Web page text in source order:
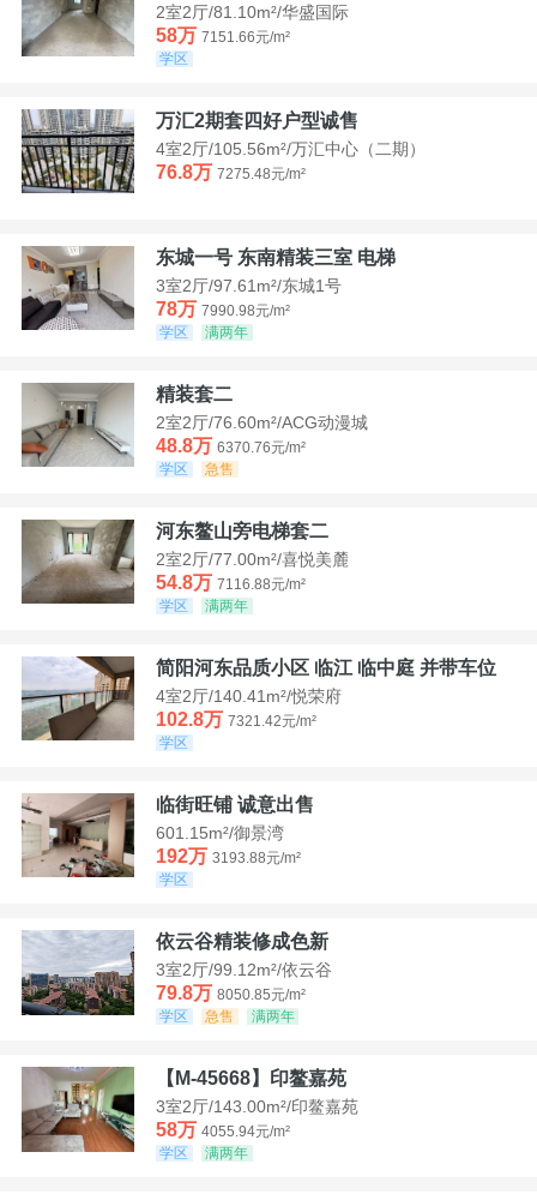
2室2厅/81.10m²/华盛国际
58万 7151.66元/m²
学区
万汇2期套四好户型诚售
4室2厅/105.56m²/万汇中心（二期）
76.8万 7275.48元/m²
东城一号 东南精装三室 电梯
3室2厅/97.61m²/东城1号
78万 7990.98元/m²
学区
满两年
精装套二
2室2厅/76.60m²/ACG动漫城
48.8万 6370.76元/m²
学区
急售
河东鳌山旁电梯套二
2室2厅/77.00m²/喜悦美麓
54.8万 7116.88元/m²
学区
满两年
简阳河东品质小区 临江 临中庭 并带车位
4室2厅/140.41m²/悦荣府
102.8万 7321.42元/m²
学区
临街旺铺 诚意出售
601.15m²/御景湾
192万 3193.88元/m²
学区
依云谷精装修成色新
3室2厅/99.12m²/依云谷
79.8万 8050.85元/m²
学区
急售 满两年
【M-45668】印鳌嘉苑
3室2厅/143.00m²/印鳌嘉苑
58万 4055.94元/m²
学区
满两年